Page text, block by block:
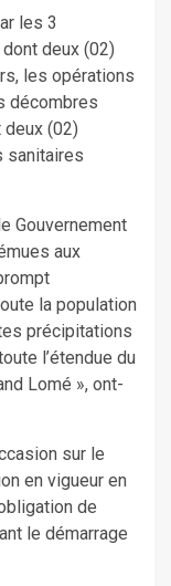
les 3
deux (02)
les opérations
décombres
(02)
sanitaires
Gouvernement
aux
la population
précipitations
l’étendue du
Lomé », ont-
sur le
en vigueur en
de
le démarrage